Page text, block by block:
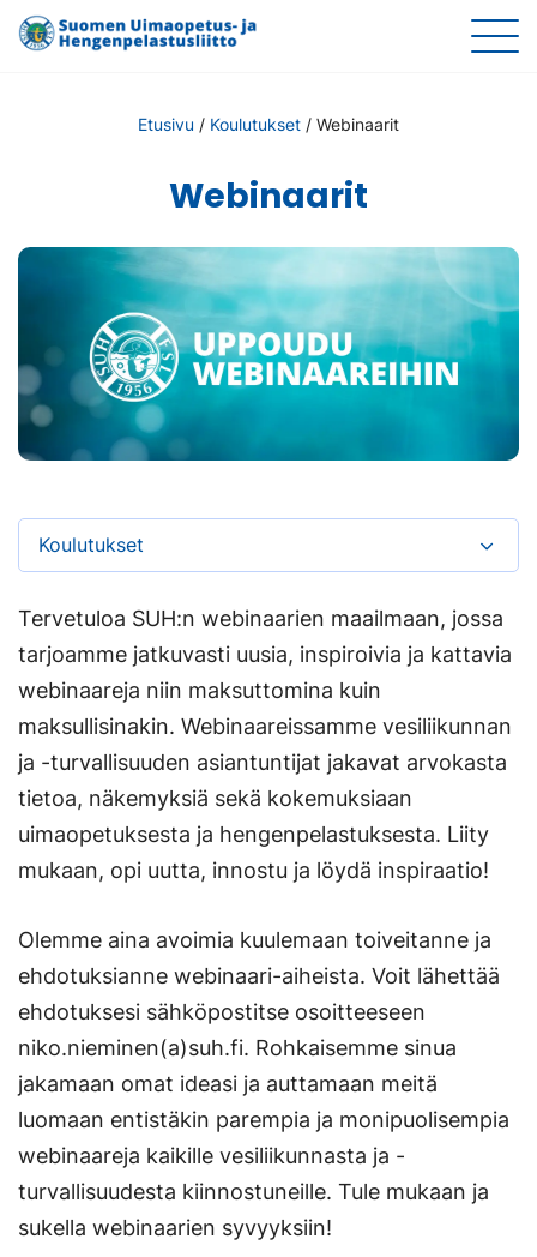
Etusivu / Koulutukset / Webinaarit
Webinaarit
Koulutukset
Tervetuloa SUH:n webinaarien maailmaan, jossa
tarjoamme jatkuvasti uusia, inspiroivia ja kattavia
webinaareja niin maksuttomina kuin
maksullisinakin. Webinaareissamme vesiliikunnan
ja -turvallisuuden asiantuntijat jakavat arvokasta
tietoa, näkemyksiä sekä kokemuksiaan
uimaopetuksesta ja hengenpelastuksesta. Liity
mukaan, opi uutta, innostu ja löydä inspiraatio!
Olemme aina avoimia kuulemaan toiveitanne ja
ehdotuksianne webinaari-aiheista. Voit lähettää
ehdotuksesi sähköpostitse osoitteeseen
niko.nieminen(a)suh.fi. Rohkaisemme sinua
jakamaan omat ideasi ja auttamaan meitä
luomaan entistäkin parempia ja monipuolisempia
webinaareja kaikille vesiliikunnasta ja -
turvallisuudesta kiinnostuneille. Tule mukaan ja
sukella webinaarien syvyyksiin!